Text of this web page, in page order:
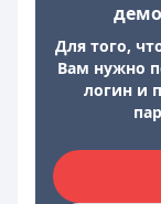
Для того,
Вам нужно
логин и